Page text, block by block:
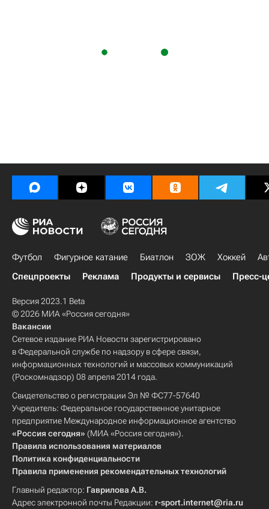
Футбол Фигурное катание Биатлон ЗОЖ Хоккей
Спецпроекты
Реклама Продукты и сервисы Пресс-
Версия 2023.1 Beta
© 2026 МИА «Россия сегодня»
Вакансии
Сетевое издание РИА Новости зарегистрировано
в Федеральной службе по надзору в сфере связи,
информационных технологий и массовых коммуникаций
(Роскомнадзор) 08 апреля 2014 года.
Свидетельство о регистрации Эл № ФС77-57640
Учредитель: Федеральное государственное унитарное
предприятие Международное информационное агентство
«Россия сегодня» (МИА «Россия сегодня»).
Правила использования материалов
Политика конфиденциальности
Правила применения рекомендательных технологий
Главный редактор: Гаврилова А.В.
Адрес электронной почты Редакции: r-sport.internet@ria.ru